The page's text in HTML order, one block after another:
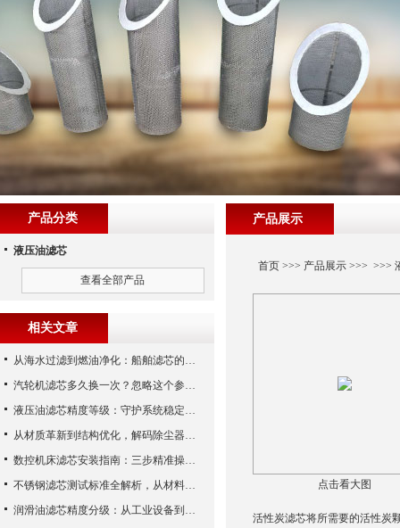
产品展示
首页>>> 产品展示>>> >>>
点击看大图
活性炭滤芯将所需要的活性炭
产品分类
液压油滤芯
查看全部产品
相关文章
从海水过滤到燃油净化：船舶滤芯的多场景应用解析
汽轮机滤芯多久换一次？忽略这个参数，机组非停损失可能上百万！
液压油滤芯精度等级：守护系统稳定与寿命的“微米标尺”
从材质革新到结构优化，解码除尘器滤芯性能跃升的核心逻辑
数控机床滤芯安装指南：三步精准操作，杜绝设备“亚健康”
不锈钢滤芯测试标准全解析，从材料性能到应用场景的严苛验证
润滑油滤芯精度分级：从工业设备到精密系统的过滤密码